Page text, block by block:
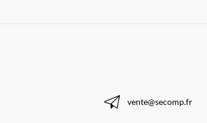
vente@secomp.fr